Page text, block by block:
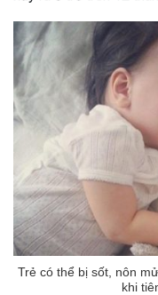
Trẻ có thể bị sốt, nôn
khi